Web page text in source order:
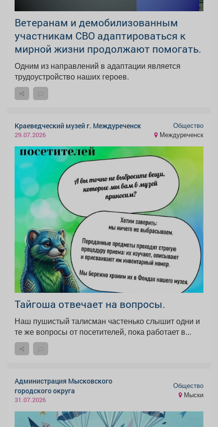
Ветеранам и демобилизованным
участникам СВО адаптироваться к
мирной жизни продолжают помогать.
Одним из направлений в адаптации является
трудоустройство наших героев.
Краеведческий музей г. Междуреченск
29.07.2026
Общество
Междуреченск
Тайгоша отвечает на вопросы.
Наш пушистый талисман частенько слышит одни и
те же вопросы от посетителей, пока работает в...
Администрация Мысковского
городского округа
31.07.2026
Общество
Мыски